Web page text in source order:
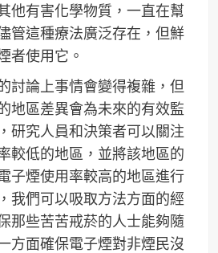
他有害化學物質，一直在幫
管這種療法廣泛存在，但鮮
者使用它。
討論上事情會變得複雜，但
地區差異會為未來的有效監
研究人員和決策者可以關注
較低的地區，並將該地區的
子煙使用率較高的地區進行
我們可以吸取方法方面的經
那些苦苦戒菸的人士能夠隨
方面確保電子煙對非煙民沒